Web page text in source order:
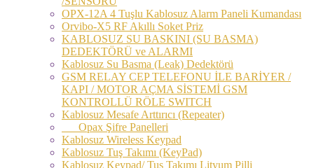
OPX-12A 4 Tuşlu Kablosuz Alarm Paneli Kumandası
Orvibo-X5 RF Akıllı Soket Priz
KABLOSUZ SU BASKINI (SU BASMA)
DEDEKTÖRÜ ve ALARMI
Kablosuz Su Basma (Leak) Dedektörü
GSM RELAY CEP TELEFONU İLE BARİYER /
KAPI / MOTOR AÇMA SİSTEMİ GSM
KONTROLLÜ RÖLE SWITCH
Kablosuz Mesafe Arttırıcı (Repeater)
Opax Şifre Panelleri
Kablosuz Wireless Keypad
Kablosuz Tuş Takımı (KeyPad)
Kablosuz Keypad/ Tuş Takımı Lityum Pilli